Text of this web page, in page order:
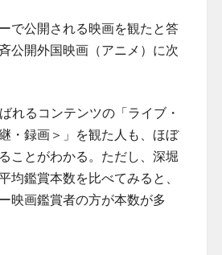
で公開される映画を観たと答
公開外国映画（アニメ）に次
れるコンテンツの「ライブ・
・録画＞」を観た人も、ほぼ
ことがわかる。ただし、深堀
均鑑賞本数を比べてみると、
映画鑑賞者の方が本数が多